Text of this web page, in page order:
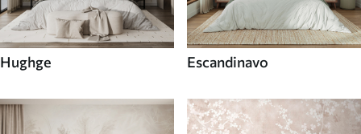
Hughge Escandinavo